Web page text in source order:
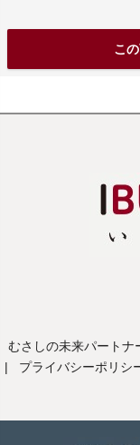
こ
むさしの未来パートナ
|
プライバシーポリシ